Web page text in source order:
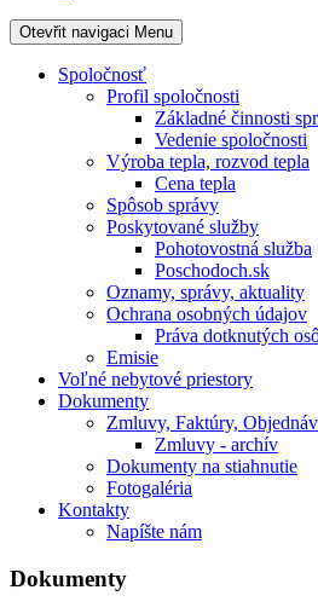
Otevřit navigaci Menu
Spoločnosť
Profil spoločnosti
Základné činnosti
Vedenie spoločnosti
Výroba tepla, rozvod tepla
Cena tepla
Spôsob správy
Poskytované služby
Pohotovostná služba
Poschodoch.sk
Oznamy, správy, aktuality
Ochrana osobných údajov
Práva dotknutých
Emisie
Voľné nebytové priestory
Dokumenty
Zmluvy, Faktúry,
Zmluvy - archív
Dokumenty na stiahnutie
Fotogaléria
Kontakty
Napíšte nám
Dokumenty